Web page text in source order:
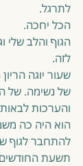
לתרגל.
הכל יחכה.
הגוף והלב שלי
לזה.
שעור יוגה
של נשימה. של
והערכות
הוא היה כה
להתחבר לגוף
תשעת